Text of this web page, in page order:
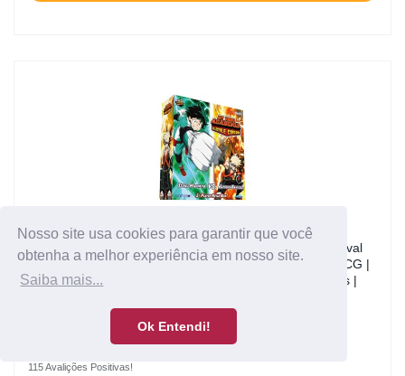
Nosso site usa cookies para garantir que você
obtenha a melhor experiência em nosso site.
Saiba mais...
Ok Entendi!
My Hero Academia Collectible Card Game – 2 Player Rival
Decks - Izuku Midoriya vs. Katsuki Bakugo - Wave 1 | TCG |
Ages 14+ | for 2 Players | Average Playtime 45+ Minutes |
115 Avalições Positivas!